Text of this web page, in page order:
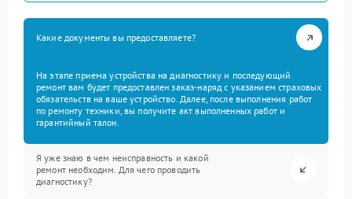
Какие документы вы предоставляете?
На этапе приема устройства на диагностику и последующий
ремонт вам будет предоставлен заказ-наряд с указанием страховых
обязательств на ваше устройство. Далее, после выполнения работ
по ремонту техники, вы получите акт выполненных работ и
гарантийный талон.
Я уже знаю в чем неисправность и какой
ремонт необходим. Для чего проводить
диагностику?